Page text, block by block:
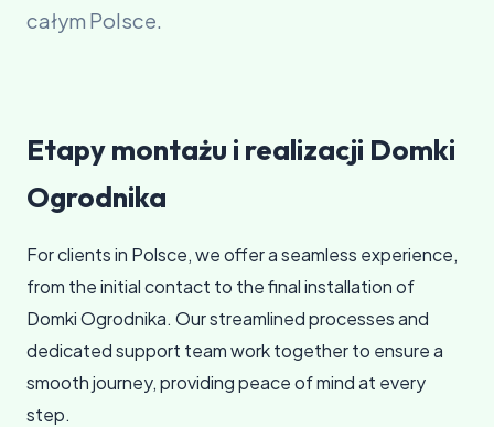
całym Polsce.
Etapy montażu i realizacji Domki
Ogrodnika
For clients in Polsce, we offer a seamless experience,
from the initial contact to the final installation of
Domki Ogrodnika. Our streamlined processes and
dedicated support team work together to ensure a
smooth journey, providing peace of mind at every
step.